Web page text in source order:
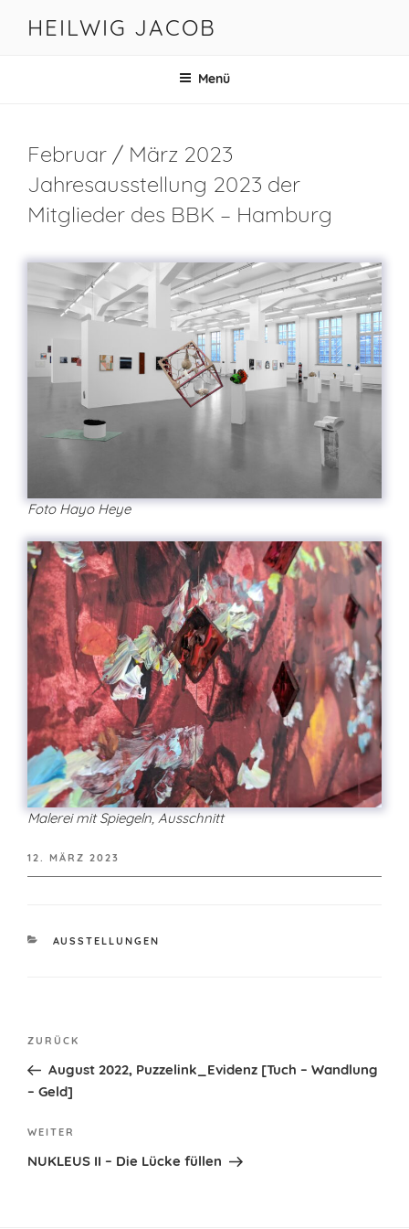
InhaltHEILWIG JACOB
Menü
Februar / März 2023
Jahresausstellung 2023 der
Mitglieder des BBK – Hamburg
Foto Hayo Heye
Malerei mit Spiegeln, Ausschnitt
VERÖFFENTLICHT
AM
12. MÄRZ 2023
KATEGORIEN
AUSSTELLUNGEN
Beitragsnavigation
Vorheriger
Beitrag
ZURÜCK
August 2022, Puzzelink_Evidenz [Tuch – Wandlung
– Geld]
Nächster
Beitrag
WEITER
NUKLEUS II – Die Lücke füllen